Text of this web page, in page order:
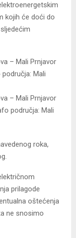
kojih će doći do
– Mali Prnjavor
Mali
– Mali Prnjavor
područja: Mali
roka,
prilagode
oštećenja
ne snosimo